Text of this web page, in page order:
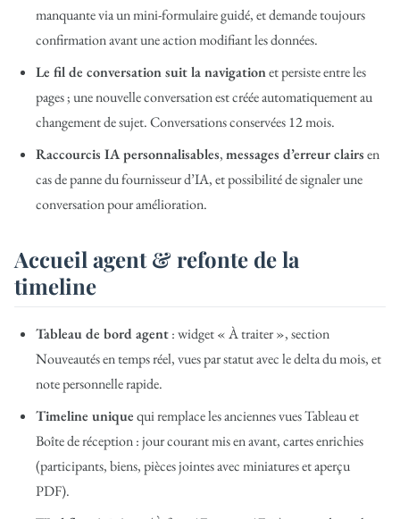
manquante via un mini-formulaire guidé, et demande toujours
confirmation avant une action modifiant les données.
Le fil de conversation suit la navigationet persiste entre les
pages ; une nouvelle conversation est créée automatiquement au
changement de sujet. Conversations conservées 12 mois.
Raccourcis IA personnalisables,messages d’erreur clairsen
cas de panne du fournisseur d’IA, et possibilité de signaler une
conversation pour amélioration.
Accueil agent & refonte de la
timeline
Tableau de bord agent: widget « À traiter », section
Nouveautés en temps réel, vues par statut avec le delta du mois, et
note personnelle rapide.
Timeline uniquequi remplace les anciennes vues Tableau et
Boîte de réception : jour courant mis en avant, cartes enrichies
(participants, biens, pièces jointes avec miniatures et aperçu
PDF).